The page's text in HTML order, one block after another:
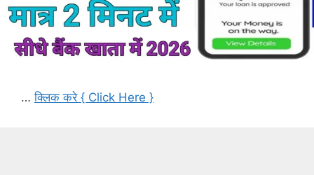
…क्लिक करे { Click Here }